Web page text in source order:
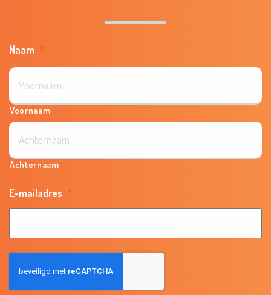
Naam *
Voornaam
Achternaam
E-mailadres *
P